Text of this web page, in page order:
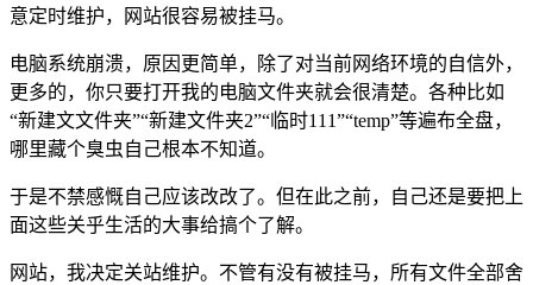
意定时维护，网站很容易被挂马。
电脑系统崩溃，原因更简单，除了对当前网络环境的自信外，
更多的，你只要打开我的电脑文件夹就会很清楚。各种比如
“新建文文件夹”“新建文件夹2”“临时111”“temp”等遍布全盘，
哪里藏个臭虫自己根本不知道。
于是不禁感慨自己应该改改了。但在此之前，自己还是要把上
面这些关乎生活的大事给搞个了解。
网站，我决定关站维护。不管有没有被挂马，所有文件全部舍